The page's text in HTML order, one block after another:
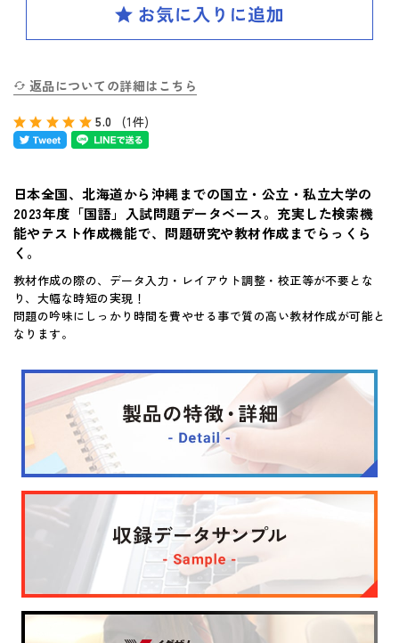
SPIRAL（スパイラル）新ラインナップ発刊
英検(R)突破
新刊 高校への準備
お買い物ガイド
よくあるご質問
体験版・製品資料について
購入後のサポートについて
お問い合せ
マイページ
返品についての詳細はこちら
5.0 (1件)
日本全国、北海道から沖縄までの国立・公立・私立大学の
2023年度「国語」入試問題データベース。充実した検索機
能やテスト作成機能で、問題研究や教材作成までらっくら
く。
教材作成の際の、データ入力・レイアウト調整・校正等が不要とな
り、大幅な時短の実現！
問題の吟味にしっかり時間を費やせる事で質の高い教材作成が可能と
なります。